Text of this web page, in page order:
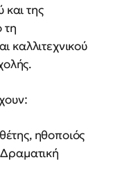
και της
τη
καλλιτεχνικού
ηθοποιός